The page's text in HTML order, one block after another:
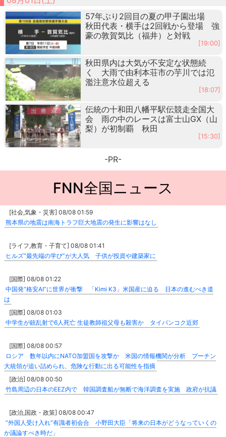
57年ぶり2回目の夏の甲子園出場
秋田代表・横手は2回戦から登場 強
豪の敦賀気比（福井）と対戦
[19:00]
秋田県内は大気が不安定な状態続
く 大雨で由利本荘市の芋川では氾
濫注意水位超える
[18:07]
伝統の十和田八幡平駅伝競走全国大
会 雨の中のレースは富士山GX（山
梨）が初制覇 秋田
[15:30]
-PR-
FNN全国ニュース
[社会,気象・災害] 08/08 01:59
熊本県の地震は南海トラフ巨大地震の発生に影響はなし
[ライフ,教育・子育て] 08/08 01:41
ヒルズ“最先端の学び”が大人気 子供が投資や建築家に
[国際] 08/08 01:22
中国発“格安AI”に世界が衝撃 「Kimi K3」米国産に迫る 日本の進むべき道
は
[国際] 08/08 01:03
中学生が銃乱射で6人死亡 生徒教師祖父母も殺害か タイバンコク近郊
[国際] 08/08 00:57
ロシア 数年以内にNATO加盟国を攻撃か 米国の情報機関が分析 プーチン
大統領が追い詰められ、危険な行動に出る可能性を指摘
[政治] 08/08 00:50
竹島周辺の日本のEEZ内で 韓国調査船が無断で海洋調査を実施 政府が抗議
[政治,国政・政策] 08/08 00:47
“外国人受け入れ”有識者初会合 小野田大臣「将来の日本がどうなっていくの
か議論すべき時だ」